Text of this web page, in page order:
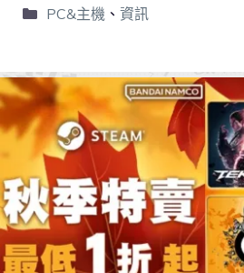
PC&主機 、 資訊